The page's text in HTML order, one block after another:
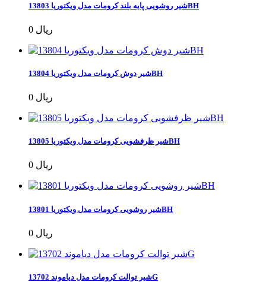
شیر روشویی پایه بلند کرومات مدل ویکتوریا 13803BH
0 ریال
شیر دوش کرومات مدل ویکتوریا 13804BH
0 ریال
شیر ظرفشویی کرومات مدل ویکتوریا 13805BH
0 ریال
شیر روشویی کرومات مدل ویکتوریا 13801BH
0 ریال
شیر توالت کرومات مدل دیاموند 13702G